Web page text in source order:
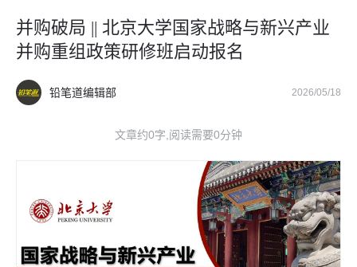
并购破局 || 北京大学国家战略与新兴产业
并购重组政策研修班启动报名
铅笔道编辑部 2026/05/18
文章约0字,阅读需要0分钟